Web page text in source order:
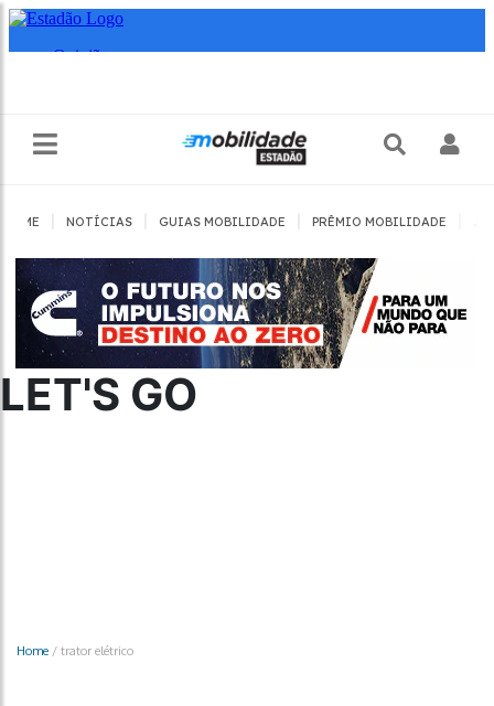
HOME NOTÍCIAS GUIAS MOBILIDADE PRÊMIO MOBILIDADE
LET'S GO
Home / trator elétrico